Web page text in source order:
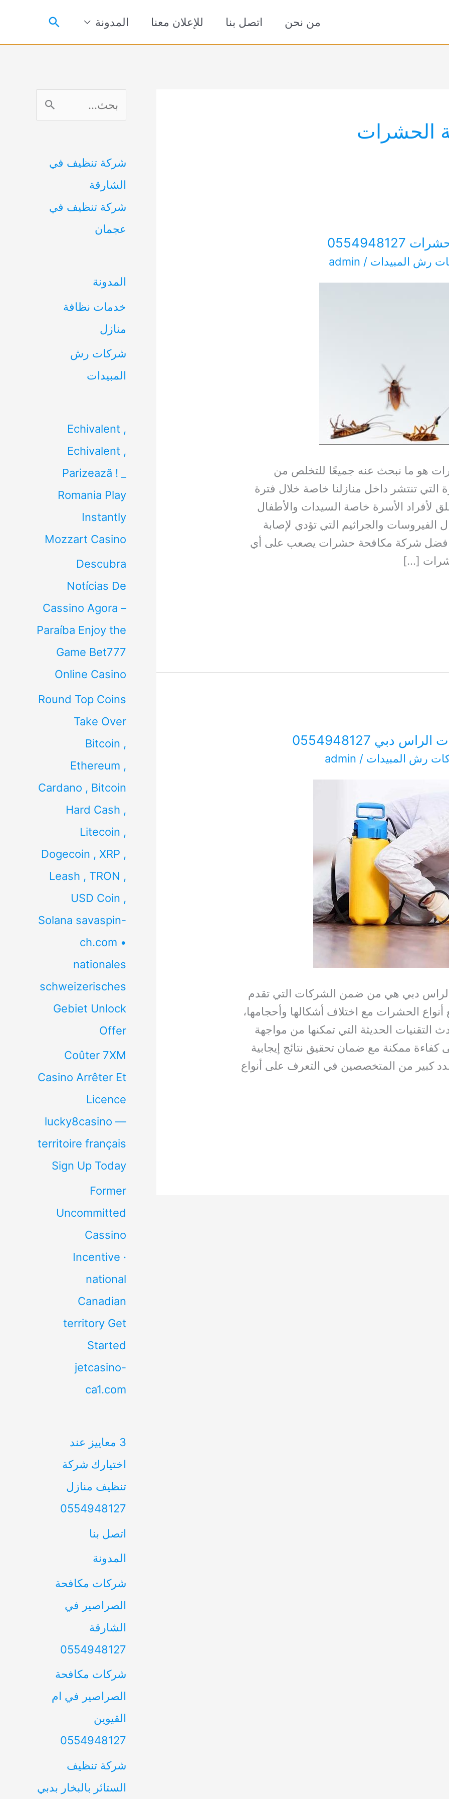
من نحن اتصل بنا للإعلان معنا المدونة البحث
الحشرات
رش المبيدات /
admin
هو ما نبحث عنه جميعًا للتخلص من
التي تنتشر داخل منازلنا خاصة خلال فترة
لأفراد الأسرة خاصة السيدات والأطفال
الفيروسات والجراثيم التي تؤدي لإصابة
افضل شركة مكافحة حشرات يصعب على أي
[…]
دبي 0554948127
رش المبيدات /
admin
دبي هي من ضمن الشركات التي تقدم
الحشرات مع اختلاف أشكالها وأحجامها،
التقنيات الحديثة التي تمكنها من مواجهة
كفاءة ممكنة مع ضمان تحقيق نتائج إيجابية
كبير من المتخصصين في التعرف على أنواع
ل
ح
ث
ع
ن
شركة تنظيف في
الشارقة
شركة تنظيف في
عجمان
المدونة
خدمات نظافة
منازل
شركات رش
المبيدات
Echivalent ,
Echivalent ,
Parizează ! _
Romania Play
Instantly
Mozzart Casino
Descubra
Notícias De
Cassino Agora –
Paraíba Enjoy the
Game Bet777
Online Casino
Round Top Coins
Take Over
Bitcoin ,
Ethereum ,
Cardano , Bitcoin
Hard Cash ,
Litecoin ,
Dogecoin , XRP ,
Leash , TRON ,
USD Coin ,
Solana savaspin-
ch.com •
nationales
schweizerisches
Gebiet Unlock
Offer
Coûter 7XM
Casino Arrêter Et
Licence
lucky8casino —
territoire français
Sign Up Today
Former
Uncommitted
Cassino
Incentive ·
national
Canadian
territory Get
Started
jetcasino-
ca1.com
3 معاييز عند
اختيارك شركة
تنظيف منازل
0554948127
اتصل بنا
المدونة
شركات مكافحة
الصراصير في
الشارقة
0554948127
شركات مكافحة
الصراصير في ام
القيوين
0554948127
شركة تنظيف
الستائر بالبخار بدبي